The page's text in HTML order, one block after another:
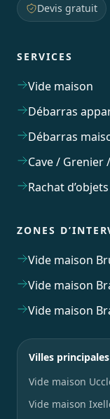
Devis gratuit
SERVICES
Vide maison
Débarras
Débarras
Cave / Grenier
Rachat
ZONES
Vide maison
Vide maison
Vide maison
Villes principales
Vide maison
Vide maison